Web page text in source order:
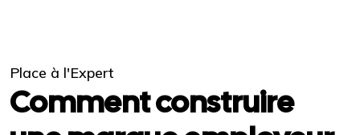
Place à l'Expert
Comment construire